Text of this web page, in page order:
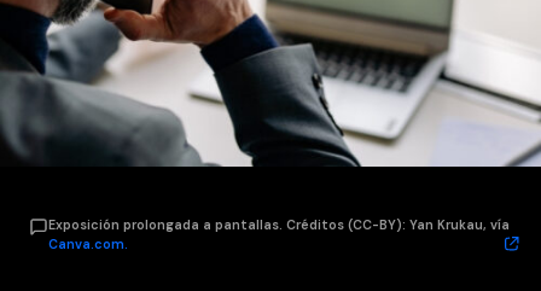
Exposición prolongada a pantallas. Créditos (CC-BY): Yan Krukau, vía
Canva.com.